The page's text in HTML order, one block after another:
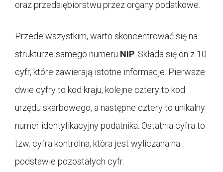
oraz przedsiębiorstwu przez organy podatkowe.
Przede wszystkim, warto skoncentrować się na
strukturze samego numeru NIP. Składa się on z 10
cyfr, które zawierają istotne informacje. Pierwsze
dwie cyfry to kod kraju, kolejne cztery to kod
urzędu skarbowego, a następne cztery to unikalny
numer identyfikacyjny podatnika. Ostatnia cyfra to
tzw. cyfra kontrolna, która jest wyliczana na
podstawie pozostałych cyfr.